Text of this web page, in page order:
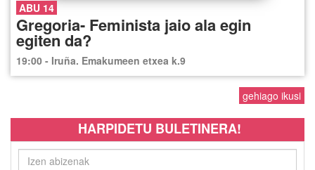
ABU 14
Gregoria- Feminista jaio ala egin
egiten da?
19:00 - Iruña. Emakumeen etxea k.9
gehiago ikusi
HARPIDETU BULETINERA!